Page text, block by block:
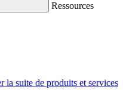
Ressources
suite de produits et services